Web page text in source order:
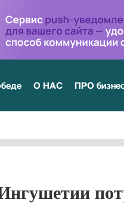
О НАС ПРО